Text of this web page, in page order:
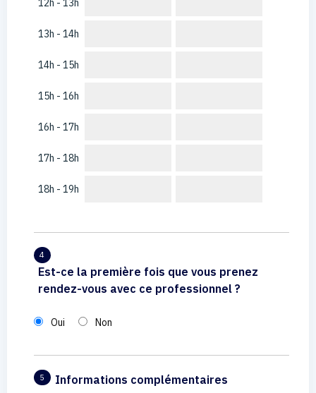
12h - 13h
13h - 14h
14h - 15h
15h - 16h
16h - 17h
17h - 18h
18h - 19h
4
Est-ce la première fois que vous prenez
rendez-vous avec ce professionnel ?
Oui Non
5 Informations complémentaires